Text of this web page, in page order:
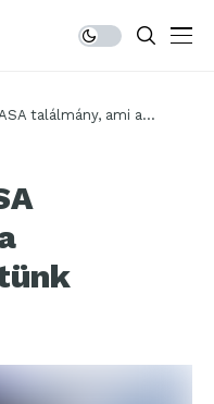
találmány, ami a